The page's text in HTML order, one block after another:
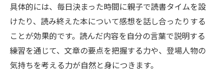
具体的には、毎日決まった時間に親子で読書タイムを設
けたり、読み終えた本について感想を話し合ったりする
ことが効果的です。読んだ内容を自分の言葉で説明する
練習を通じて、文章の要点を把握する力や、登場人物の
気持ちを考える力が自然と身につきます。